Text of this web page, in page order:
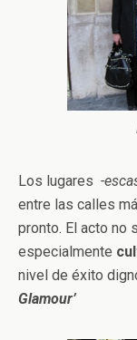
Los lugares -
entre las calles
pronto. El acto no
especialmente
nivel de éxito
Glamour’